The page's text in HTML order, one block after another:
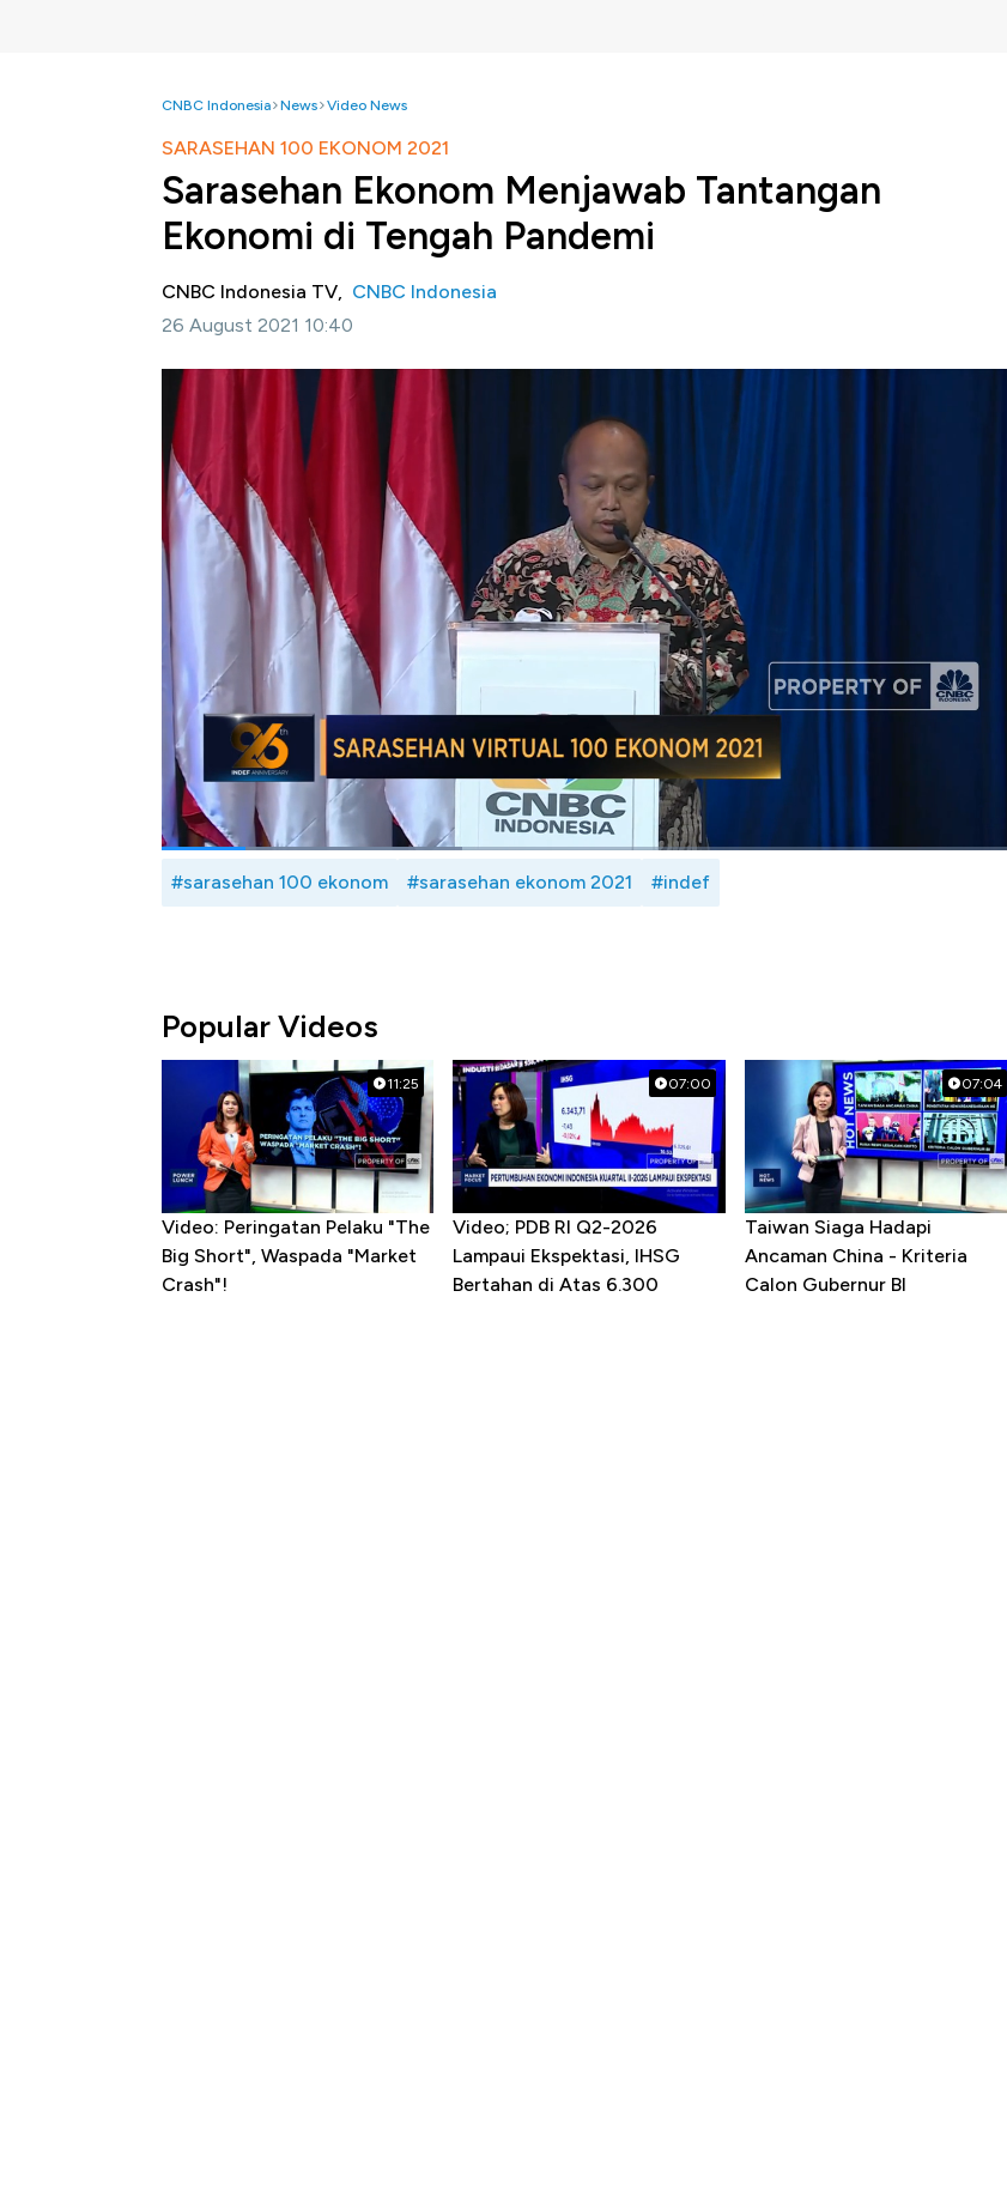
CNBC Indonesia News Video News
SARASEHAN 100 EKONOM 2021
Sarasehan Ekonom Menjawab Tantangan
Ekonomi di Tengah Pandemi
CNBC Indonesia TV, CNBC Indonesia
26 August 2021 10:40
Jakarta, CNBC Indonesia-
CNBC Indonesia bersama Institute for Development of Economics
and Finance (INDEF) menggelar 'Sarasehan Virtual 100 Ekonom 2021' dengan tema 'Penguatan
Reformasi Struktural Fiskal dan Belanja Berkualitas di Tengah Pandemi' untuk mengupas tentang
bagaimana reformasi struktural bisa mendorong pertumbuhan dalam rangka menyambut momentum
pemulihan ekonomi.
Sarasehan 100 ekonom tahun 2021 disebut Direktur Eksekutif INDEF, Tauhid Ahmad sebagai upaya
dari para ekonomi Indonesia untuk bersama menghasilkan pokok pikiran yang dapat menjadi masukan
kepada pemerintah dan otoritas dalam menjawab tantangan ekonomi di tengah pandemi covid-19.
Selengkapnya saksikan sambutan Direktur Eksekutif INDEF, Tauhid Ahmad dalam Sarasehan Virtual
100 Ekonom 2021, CNBC Indonesia (Kamis, 26/08/2021)
Bagikan:
#sarasehan 100 ekonom #sarasehan ekonom 2021 #indef
Popular Videos
11:25
Video: Peringatan Pelaku "The
Big Short", Waspada "Market
Crash"!
07:00
Video; PDB RI Q2-2026
Lampaui Ekspektasi, IHSG
Bertahan di Atas 6.300
07:04
Taiwan Siaga Hadapi
Ancaman China - Kriteria
Calon Gubernur BI